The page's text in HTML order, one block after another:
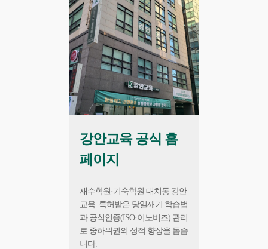
강안교육 공식 홈
페이지
재수학원·기숙학원 대치동 강안
교육. 특허받은 당일깨기 학습법
과 공식인증(ISO·이노비즈) 관리
로 중하위권의 성적 향상을 돕습
니다.